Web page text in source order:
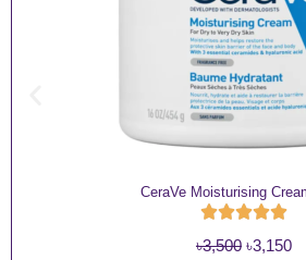
CeraVe Moisturising
৳3,500 O
৳3,150C